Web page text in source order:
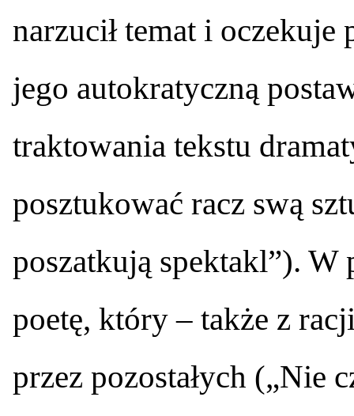
narzucił temat i
jego autokratyczną
traktowania tekstu
posztukować racz swą
poszatkują spektakl”).
poetę, który – także z
przez pozostałych („Nie